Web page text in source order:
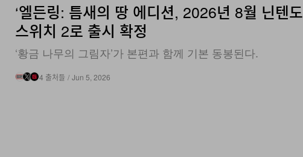
‘엘든링: 틈새의 땅 에디션, 2026년 8월 닌텐도
스위치 2로 출시 확정
‘황금 나무의 그림자’가 본편과 함께 기본 동봉된다.
4 출처들 / Jun 5, 2026